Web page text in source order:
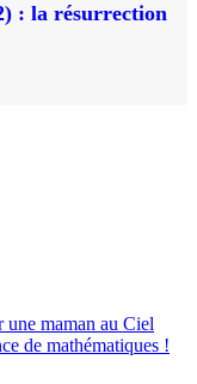
: la résurrection
une maman au Ciel
de mathématiques !